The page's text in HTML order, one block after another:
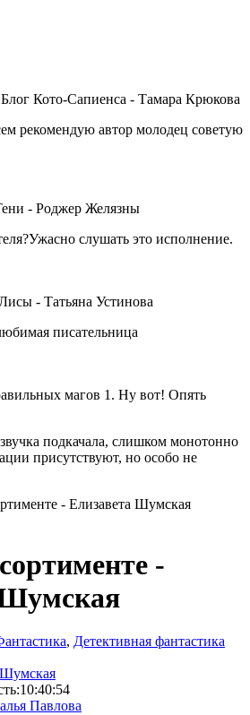
Кото-Сапиенса - Тамара Крюкова
рекомендую автор молодец советую
- Роджер Желязны
слушать это исполнение.
- Татьяна Устинова
писательница
магов 1. Ну вот! Опять
подкачала, слишком монотонно
присутствуют, но особо не
- Елизавета Шумская
-
, Детективная фантастика
Шумская
10:40:54
Павлова